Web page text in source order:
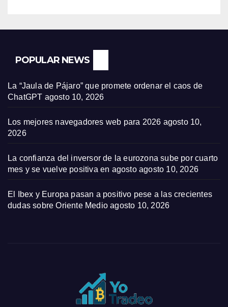
POPULAR NEWS
La “Jaula de Pájaro” que promete ordenar el caos de
ChatGPT agosto 10, 2026
Los mejores navegadores web para 2026 agosto 10,
2026
La confianza del inversor de la eurozona sube por cuarto
mes y se vuelve positiva en agosto agosto 10, 2026
El Ibex y Europa pasan a positivo pese a las crecientes
dudas sobre Oriente Medio agosto 10, 2026